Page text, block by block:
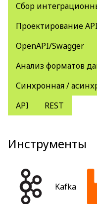
Сбор
Проектирование API
OpenAPI/Swagger
Анализ форматов
Синхронная /
API
REST
Инструменты
Kafka